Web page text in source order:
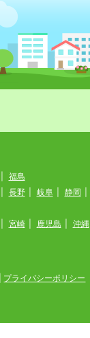
福島
長野 岐阜 静岡
宮崎 鹿児島 沖縄
プライバシーポリシー